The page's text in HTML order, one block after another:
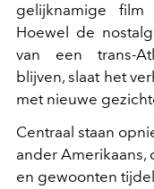
gelijknamige
Hoewel de
van een trans-
blijven, slaat het
met nieuwe
Centraal staan
ander Amerikaans,
en gewoonten